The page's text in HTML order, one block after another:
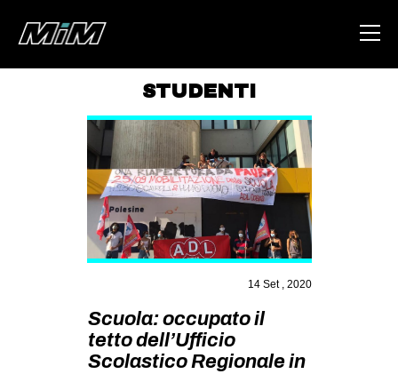
ABOUT
AREA
DEGENERAZIONE
GAZA FREESTYLE
CSOA LAMBRETTA
MSM
STUDENTI TSUNAMI
STUDENTI
14 Set , 2020
Scuola: occupato il
tetto dell’Ufficio
Scolastico Regionale in